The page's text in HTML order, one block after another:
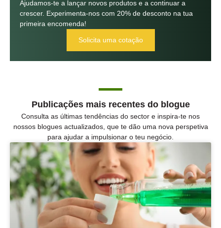
Ajudamos-te a lançar novos produtos e a continuar a
crescer. Experimenta-nos com 20% de desconto na tua
primeira encomenda!
Solicita uma cotação
Publicações mais recentes do blogue
Consulta as últimas tendências do sector e inspira-te nos
nossos blogues actualizados, que te dão uma nova perspetiva
para ajudar a impulsionar o teu negócio.